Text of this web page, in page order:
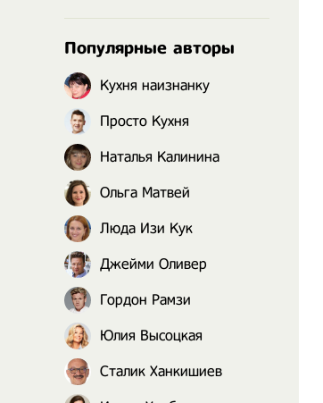
Популярные авторы
Кухня наизнанку
Просто Кухня
Наталья Калинина
Ольга Матвей
Люда Изи Кук
Джейми Оливер
Гордон Рамзи
Юлия Высоцкая
Сталик Ханкишиев